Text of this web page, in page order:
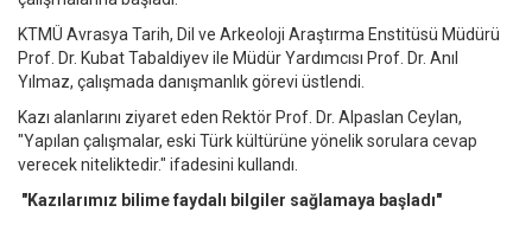
KTMÜ Avrasya Tarih, Dil ve Arkeoloji Araştırma Enstitüsü Müdürü
Prof. Dr. Kubat Tabaldiyev ile Müdür Yardımcısı Prof. Dr. Anıl
Yılmaz, çalışmada danışmanlık görevi üstlendi.
Kazı alanlarını ziyaret eden Rektör Prof. Dr. Alpaslan Ceylan,
"Yapılan çalışmalar, eski Türk kültürüne yönelik sorulara cevap
verecek niteliktedir." ifadesini kullandı.
"Kazılarımız bilime faydalı bilgiler sağlamaya başladı"